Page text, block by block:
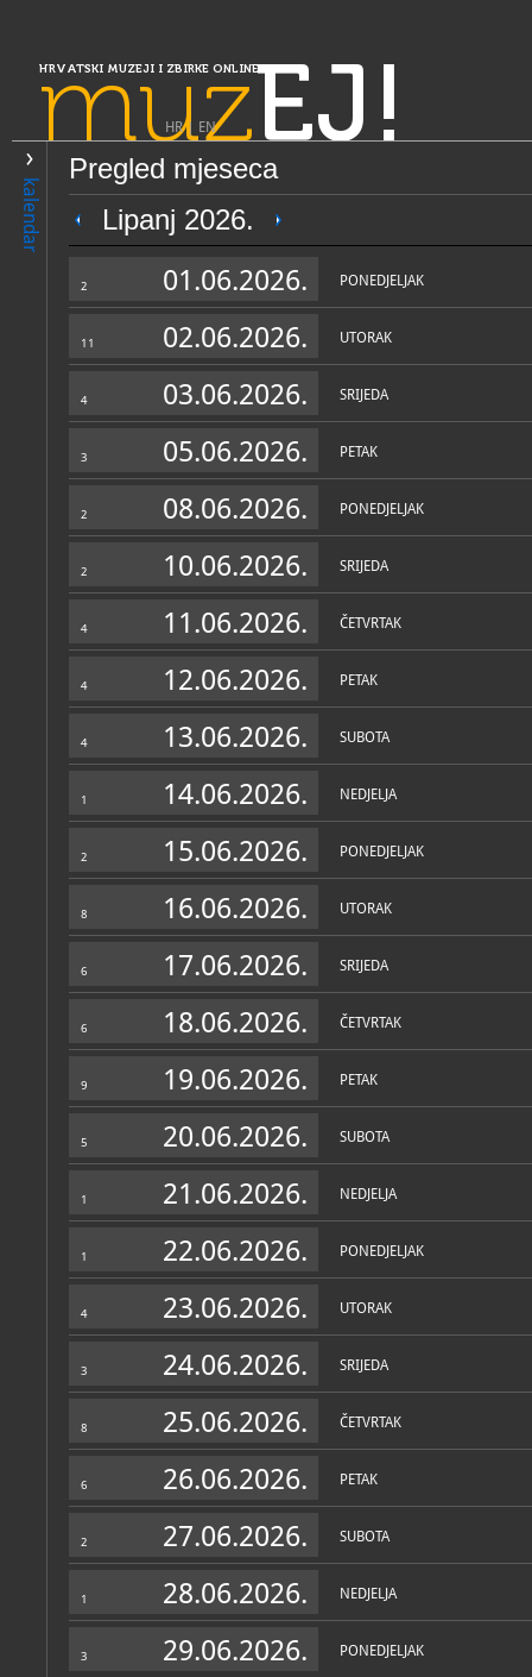
HRVATSKI MUZEJI I ZBIRKE ONLINE
muzEJ!
HR| EN
kalendar
Pregled mjeseca
Lipanj 2026.
2 01.06.2026. PONEDJELJAK
11 02.06.2026. UTORAK
4 03.06.2026. SRIJEDA
3 05.06.2026. PETAK
2 08.06.2026. PONEDJELJAK
2 10.06.2026. SRIJEDA
4 11.06.2026. ČETVRTAK
4 12.06.2026. PETAK
4 13.06.2026. SUBOTA
1 14.06.2026. NEDJELJA
2 15.06.2026. PONEDJELJAK
8 16.06.2026. UTORAK
6 17.06.2026. SRIJEDA
6 18.06.2026. ČETVRTAK
9 19.06.2026. PETAK
5 20.06.2026. SUBOTA
1 21.06.2026. NEDJELJA
1 22.06.2026. PONEDJELJAK
4 23.06.2026. UTORAK
3 24.06.2026. SRIJEDA
8 25.06.2026. ČETVRTAK
6 26.06.2026. PETAK
2 27.06.2026. SUBOTA
1 28.06.2026. NEDJELJA
3 29.06.2026. PONEDJELJAK
PRETRAŽIVANJE
Slavonija, Baranja i Srijem
Zavičajni muzej "Baranyai
OPĆI PODACI
Zbirke